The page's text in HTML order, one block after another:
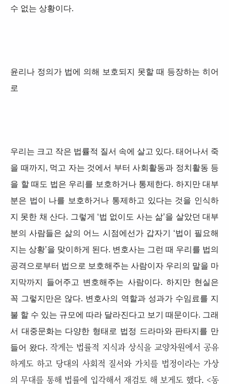
수 없는 상황이다.
윤리나 정의가 법에 의해 보호되지 못할 때 등장하는 히어
로
우리는 크고 작은 법률적 질서 속에 살고 있다. 태어나서 죽
을 때까지, 먹고 자는 것에서 부터 사회활동과 정치활동 등
을 할 때도 법은 우리를 보호하거나 통제한다. 하지만 대부
분은 법이 나를 보호하거나 통제하고 있다는 것을 인식하
지 못한 채 산다. 그렇게 ‘법 없이도 사는 삶’을 살았던 대부
분의 사람들은 삶의 어느 시점에선가 갑자기 ‘법이 필요해
지는 상황’을 맞이하게 된다. 변호사는 그런 때 우리를 법의
공격으로부터 법으로 보호해주는 사람이자 우리의 말을 마
지막까지 들어주고 변호해주는 사람이다. 하지만 현실은
꼭 그렇지만은 않다. 변호사의 역할과 성과가 수임료를 지
불 할 수 있는 규모에 따라 달라진다고 보기 때문이다. 그래
서 대중문화는 다양한 형태로 법정 드라마와 판타지를 만
들어 왔다. 작게는 법률적 지식과 상식을 교양차원에서 공유
하게도 하고 당대의 사회적 질서와 가치를 법정이라는 가상
의 무대를 통해 법률에 입각해서 재검토 해 보게도 했다. <동